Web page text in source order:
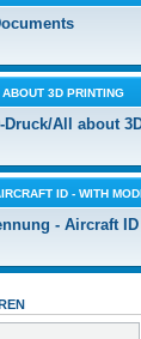
3D PRINTING
Druck/All about
ID - WITH
- Aircraft